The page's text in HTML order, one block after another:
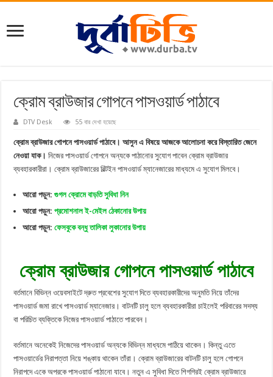
ক্রোম ব্রাউজার গোপনে পাসওয়ার্ড পাঠাবে
DTV Desk 55 বার দেখা হয়েছে
ক্রোম ব্রাউজার গোপনে পাসওয়ার্ড পাঠাবে। আসুন এ বিষয়ে আজকে আলোচনা করে বিস্তারিত জেনে
নেওয়া যাক। নিজের পাসওয়ার্ড গোপনে অন্যকে পাঠানোর সুযোগ পাবেন ক্রোম ব্রাউজার
ব্যবহারকারীরা। ক্রোম ব্রাউজারের বিল্টইন পাসওয়ার্ড ম্যানেজারের মাধ্যমে এ সুযোগ মিলবে।
আরো পড়ুন:গুগল ক্রোমে বাড়তি সুবিধা নিন
আরো পড়ুন:প্রমোশনাল ই-মেইল ঠেকানোর উপায়
আরো পড়ুন:ফেসবুকে বন্ধু তালিকা লুকানোর উপায়
ক্রোম ব্রাউজার গোপনে পাসওয়ার্ড পাঠাবে
বর্তমানে বিভিন্ন ওয়েবসাইটে দ্রুত প্রবেশের সুযোগ দিতে ব্যবহারকারীদের অনুমতি নিয়ে তাঁদের
পাসওয়ার্ড জমা রাখে পাসওয়ার্ড ম্যানেজার। বাটনটি চালু হলে ব্যবহারকারীরা চাইলেই পরিবারের সদস্য
বা পরিচিত ব্যক্তিকে নিজের পাসওয়ার্ড পাঠাতে পারবেন।
বর্তমানে অনেকেই নিজেদের পাসওয়ার্ড অন্যকে বিভিন্ন মাধ্যমে পাঠিয়ে থাকেন। কিন্তু এতে
পাসওয়ার্ডের নিরাপত্তা নিয়ে শঙ্কায় থাকেন তাঁরা। ক্রোম ব্রাউজারের বাটনটি চালু হলে গোপনে
নিরাপদে একে অপরকে পাসওয়ার্ড পাঠানো যাবে। নতুন এ সুবিধা দিতে শিগগিরই ক্রোম ব্রাউজারে